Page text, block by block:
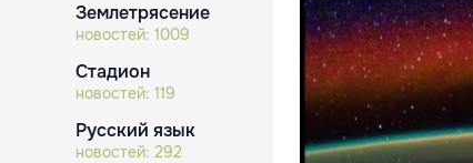
Землетрясение
новостей: 1009
Стадион
новостей: 119
Русский язык
новостей: 292